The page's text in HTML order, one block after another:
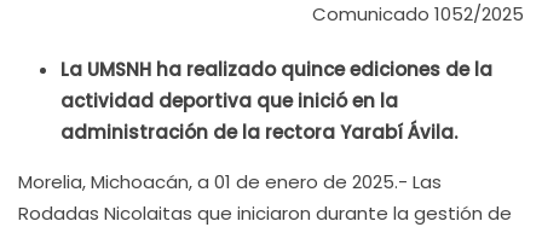
Comunicado 1052/2025
La UMSNH ha realizado quince ediciones de la
actividad deportiva que inició en la
administración de la rectora Yarabí Ávila.
Morelia, Michoacán, a 01 de enero de 2025.- Las
Rodadas Nicolaitas que iniciaron durante la gestión de